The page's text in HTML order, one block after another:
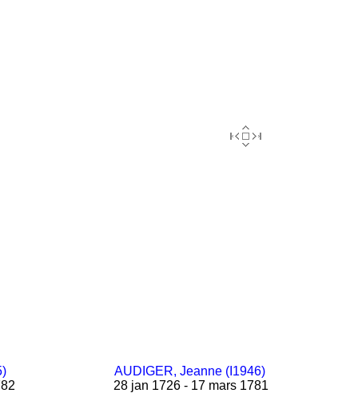
AUDIGER, Jeanne (I1946)
28 jan 1726 - 17 mars 1781